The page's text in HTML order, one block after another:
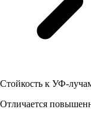
Стойкость к УФ-
Отличается